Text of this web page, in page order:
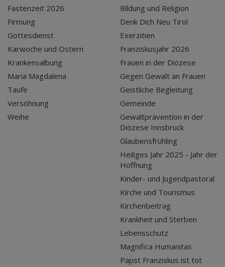
Fastenzeit 2026
Firmung
Gottesdienst
Karwoche und Ostern
Krankensalbung
Maria Magdalena
Taufe
Versöhnung
Weihe
Bildung und Religion
Denk Dich Neu Tirol
Exerzitien
Franziskusjahr 2026
Frauen in der Diözese
Gegen Gewalt an Frauen
Geistliche Begleitung
Gemeinde
Gewaltprävention in der
Diözese Innsbruck
Glaubensfrühling
Heiliges Jahr 2025 - Jahr der
Hoffnung
Kinder- und Jugendpastoral
Kirche und Tourismus
Kirchenbeitrag
Krankheit und Sterben
Lebensschutz
Magnifica Humanitas
Papst Franziskus ist tot